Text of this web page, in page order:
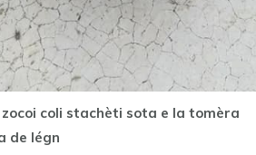
coli stachèti sota e la tomèra
de légn